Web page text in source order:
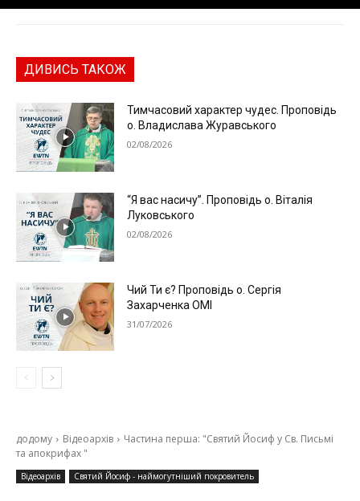
ДИВИСЬ ТАКОЖ
Тимчасовий характер чудес. Проповідь
о. Владислава Журавського
02/08/2026
“Я вас насичу”. Проповідь о. Віталія
Луковського
02/08/2026
Чий Ти є? Проповідь о. Сергія
Захарченка ОМІ
31/07/2026